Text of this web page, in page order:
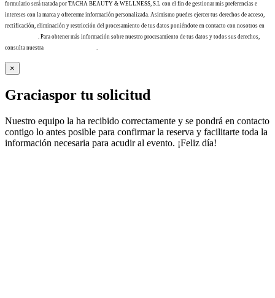
formulario será tratada por TACHA BEAUTY & WELLNESS, S.L con el fin de gestionar mis preferencias e
intereses con la marca y ofrecerme información personalizada. Asimismo puedes ejercer tus derechos de acceso,
rectificación, eliminación y restricción del procesamiento de tus datos poniéndote en contacto con nosotros en
. Para obtener más información sobre nuestro procesamiento de tus datos y todos sus derechos,
consulta nuestra
.
×
Graciaspor tu solicitud
Nuestro equipo la ha recibido correctamente y se pondrá en contacto
contigo lo antes posible para confirmar la reserva y facilitarte toda la
información necesaria para acudir al evento. ¡Feliz día!